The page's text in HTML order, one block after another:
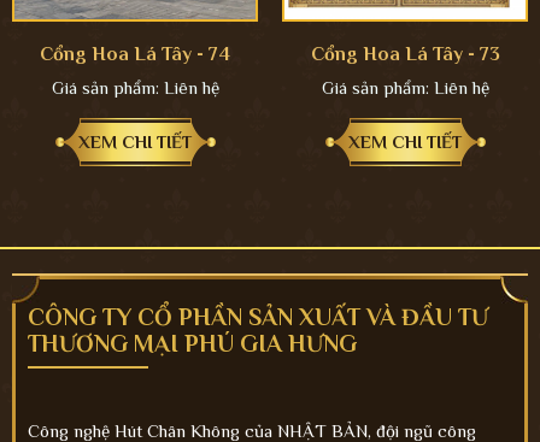
Cổng Hoa Lá Tây - 74
Giá sản phẩm: Liên hệ
XEM CHI TIẾT
Cổng Hoa Lá Tây - 73
Giá sản phẩm: Liên hệ
XEM CHI TIẾT
CÔNG TY CỔ PHẦN SẢN XUẤT VÀ ĐẦU TƯ
THƯƠNG MẠI PHÚ GIA HƯNG
Công nghệ Hút Chân Không của NHẬT BẢN, đội ngũ công